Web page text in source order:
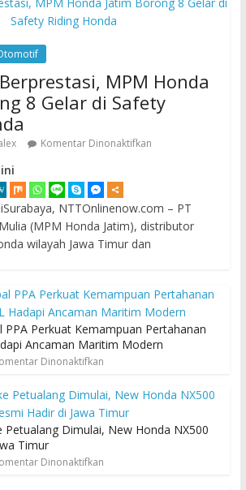
MPM Honda
8 Gelar di Safety
Komentar Dinonaktifkan
NTTOnlinenow.com – PT
(MPM Honda Jatim), distributor
wilayah Jawa Timur dan
PPA Perkuat Kemampuan Pertahanan
Ancaman Maritim Modern
Dinonaktifkan
Petualang Dimulai, New Honda NX500
Timur
Dinonaktifkan